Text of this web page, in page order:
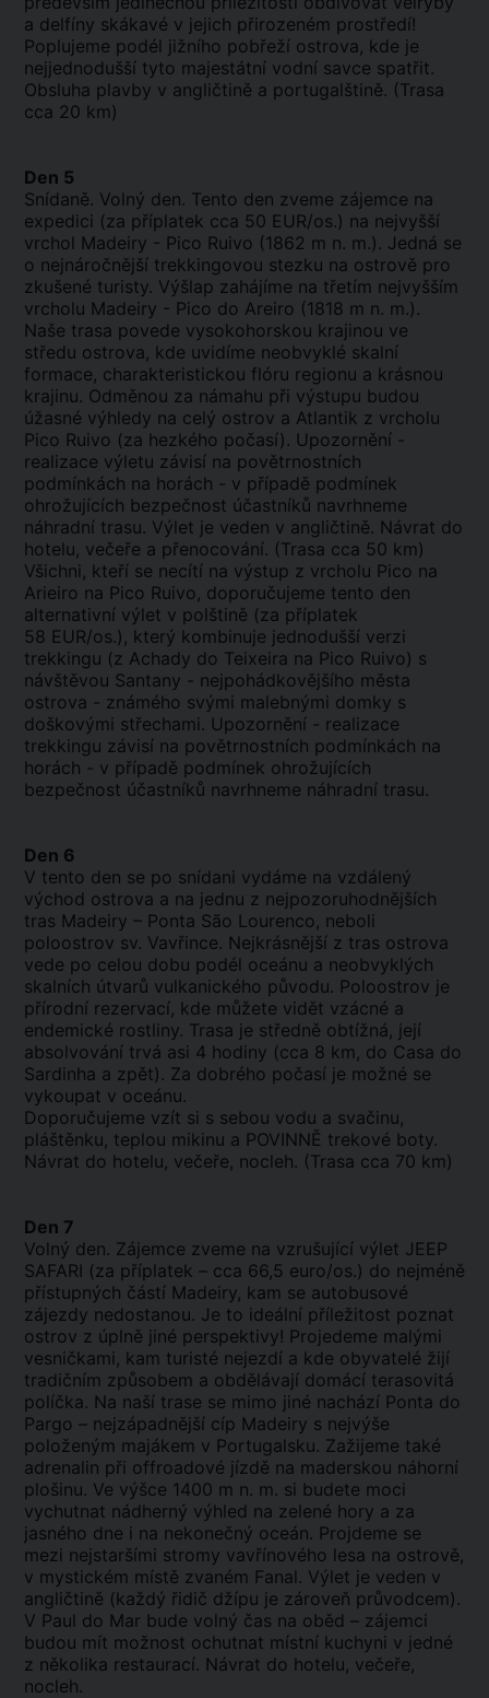
a delfíny skákavé v jejich přirozeném prostředí!
Poplujeme podél jižního pobřeží ostrova, kde je
nejjednodušší tyto majestátní vodní savce spatřit.
Obsluha plavby v angličtině a portugalštině. (Trasa
cca 20 km)
Den 5
Snídaně. Volný den. Tento den zveme zájemce na
expedici (za příplatek cca 50 EUR/os.) na nejvyšší
vrchol Madeiry - Pico Ruivo (1862 m n. m.). Jedná se
o nejnáročnější trekkingovou stezku na ostrově pro
zkušené turisty. Výšlap zahájíme na třetím nejvyšším
vrcholu Madeiry - Pico do Areiro (1818 m n. m.).
Naše trasa povede vysokohorskou krajinou ve
středu ostrova, kde uvidíme neobvyklé skalní
formace, charakteristickou flóru regionu a krásnou
krajinu. Odměnou za námahu při výstupu budou
úžasné výhledy na celý ostrov a Atlantik z vrcholu
Pico Ruivo (za hezkého počasí). Upozornění -
realizace výletu závisí na povětrnostních
podmínkách na horách - v případě podmínek
ohrožujících bezpečnost účastníků navrhneme
náhradní trasu. Výlet je veden v angličtině. Návrat do
hotelu, večeře a přenocování. (Trasa cca 50 km)
Všichni, kteří se necítí na výstup z vrcholu Pico na
Arieiro na Pico Ruivo, doporučujeme tento den
alternativní výlet v polštině (za příplatek
58 EUR/os.), který kombinuje jednodušší verzi
trekkingu (z Achady do Teixeira na Pico Ruivo) s
návštěvou Santany - nejpohádkovějšího města
ostrova - známého svými malebnými domky s
doškovými střechami. Upozornění - realizace
trekkingu závisí na povětrnostních podmínkách na
horách - v případě podmínek ohrožujících
bezpečnost účastníků navrhneme náhradní trasu.
Den 6
V tento den se po snídani vydáme na vzdálený
východ ostrova a na jednu z nejpozoruhodnějších
tras Madeiry – Ponta São Lourenco, neboli
poloostrov sv. Vavřince. Nejkrásnější z tras ostrova
vede po celou dobu podél oceánu a neobvyklých
skalních útvarů vulkanického původu. Poloostrov je
přírodní rezervací, kde můžete vidět vzácné a
endemické rostliny. Trasa je středně obtížná, její
absolvování trvá asi 4 hodiny (cca 8 km, do Casa do
Sardinha a zpět). Za dobrého počasí je možné se
vykoupat v oceánu.
Doporučujeme vzít si s sebou vodu a svačinu,
pláštěnku, teplou mikinu a POVINNĚ trekové boty.
Návrat do hotelu, večeře, nocleh. (Trasa cca 70 km)
Den 7
Volný den. Zájemce zveme na vzrušující výlet JEEP
SAFARI (za příplatek – cca 66,5 euro/os.) do nejméně
přístupných částí Madeiry, kam se autobusové
zájezdy nedostanou. Je to ideální příležitost poznat
ostrov z úplně jiné perspektivy! Projedeme malými
vesničkami, kam turisté nejezdí a kde obyvatelé žijí
tradičním způsobem a obdělávají domácí terasovitá
políčka. Na naší trase se mimo jiné nachází Ponta do
Pargo – nejzápadnější cíp Madeiry s nejvýše
položeným majákem v Portugalsku. Zažijeme také
adrenalin při offroadové jízdě na maderskou náhorní
plošinu. Ve výšce 1400 m n. m. si budete moci
vychutnat nádherný výhled na zelené hory a za
jasného dne i na nekonečný oceán. Projdeme se
mezi nejstaršími stromy vavřínového lesa na ostrově,
v mystickém místě zvaném Fanal. Výlet je veden v
angličtině (každý řidič džípu je zároveň průvodcem).
V Paul do Mar bude volný čas na oběd – zájemci
budou mít možnost ochutnat místní kuchyni v jedné
z několika restaurací. Návrat do hotelu, večeře,
nocleh.